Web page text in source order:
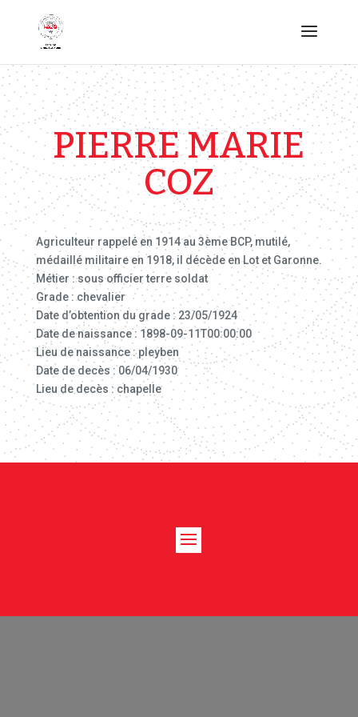
PIERRE MARIE
COZ
Agriculteur rappelé en 1914 au 3ème BCP, mutilé,
médaillé militaire en 1918, il décède en Lot et Garonne.
Métier : sous officier terre soldat
Grade : chevalier
Date d’obtention du grade : 23/05/1924
Date de naissance : 1898-09-11T00:00:00
Lieu de naissance : pleyben
Date de decès : 06/04/1930
Lieu de decès : chapelle